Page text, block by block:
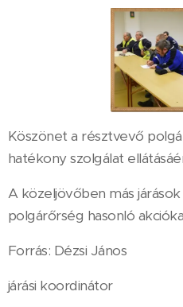
Köszönet a résztvevő
hatékony szolgálat
A közeljövőben más
polgárőrség hasonló
Forrás: Dézsi János
járási koordinátor